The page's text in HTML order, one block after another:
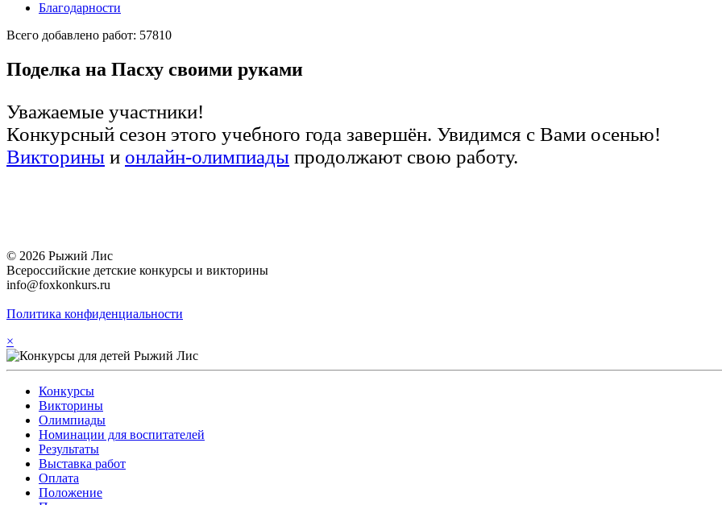
Благодарности
Всего добавлено работ: 57810
Поделка на Пасху своими руками
Уважаемые участники!
Конкурсный сезон этого учебного года завершён. Увидимся с Вами осенью!
Викторины и онлайн-олимпиады продолжают свою работу.
© 2026 Рыжий Лис
Всероссийские детские конкурсы и викторины
info@foxkonkurs.ru
Политика конфиденциальности
×
Конкурсы
Викторины
Олимпиады
Номинации для воспитателей
Результаты
Выставка работ
Оплата
Положение